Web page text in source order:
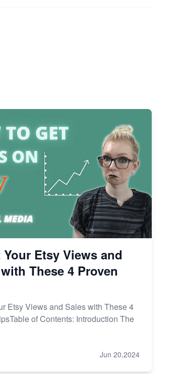
Etsy Views and
These 4 Proven
Etsy Views and Sales with These 4
of Contents: Introduction The
Jun 20,2024